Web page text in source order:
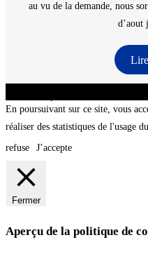
au vu de la demande, nous
d’aout
En poursuivant sur ce site, vous
réaliser des statistiques de l'usage
refuse
J’accepte
Fermer
Aperçu de la politique de